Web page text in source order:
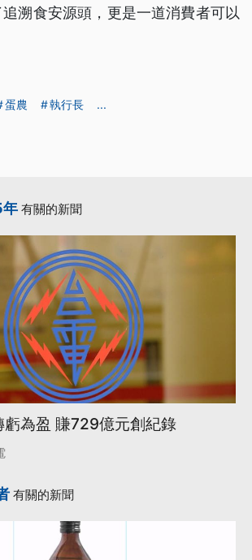
溯食安源頭，更是一道消費者可以
蛋農 執行長 ...
有關的新聞
為盈 賺729億元創紀錄
有關的新聞